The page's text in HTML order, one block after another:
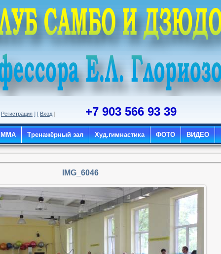
Регистрация ] [ Вход ] +7 903 566 93 39
ММА Тренажёрный зал Худ.гимнастика ФОТО ВИДЕО
IMG_6046